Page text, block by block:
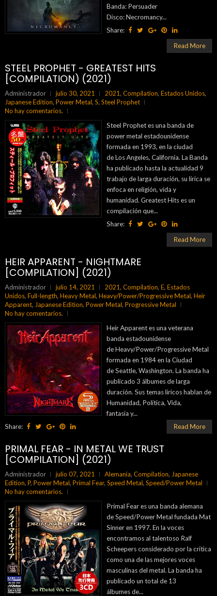
Banda: Persuader
Disco: Necromancy...
Share:
Read More
STEEL PROPHET - GREATEST HITS
[COMPILATION) (2021)
Administrador julio 30, 2021 2021, Compilation, Estados Unidos,
Japanese Edition, Power Metal, S, Steel Prophet
No hay comentarios.
Steel Prophet es una banda de
power metal estadounidense
formada en 1993, en la ciudad
de Los Angeles, California. La Banda
ha publicado hasta la actualidad 9
trabajo de larga duración, su lirica se
enfoca en religión, vida y
humanidad. Greatest Hits es un
compilación que...
Share:
Read More
HEIR APPARENT - NIGHTMARE
[COMPILATION] (2021)
Administrador julio 14, 2021 2021, Compilation, E, Estados
Unidos, Full-length, Heavy Metal, Heavy/Power/Progressive Metal, Heir
Apparent, Japanese Edition, Power Metal, Progressive Metal
No hay comentarios.
Heir Apparent es una veterana
banda estadounidense
de Heavy/Power/Progressive Metal
formada en 1984 en la Ciudad
de Seattle, Washington. La banda ha
publicado 3 álbumes de larga
duración. Sus temas liricos hablan de
Humanidad, Política, Vida,
fantasía y...
Share:
Read More
PRIMAL FEAR - IN METAL WE TRUST
[COMPILATION] (2021)
Administrador julio 07, 2021 Alemania, Compilation, Japanese
Edition, P, Power Metal, Primal Fear, Speed Metal, Speed/Power Metal
No hay comentarios.
Primal Fear es una banda alemana
de Speed/Power Metal fundada Mat
Sinner en 1997. En la voces
encontramos al talentoso Ralf
Scheepers considerado por la critica
como una de las mejores voces
masculinas del metal. La banda ha
publicado un total de 13
álbumes de...